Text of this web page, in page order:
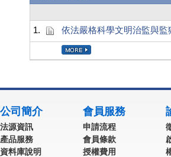
1.
依法嚴格科學文明治監與監
公司簡介
法源資訊
產品服務
資料庫說明
會員服務
申請流程
會員條款
授權費用